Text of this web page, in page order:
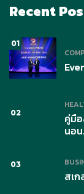
Recent
01
02
คู่มื
นอ
03
สเ